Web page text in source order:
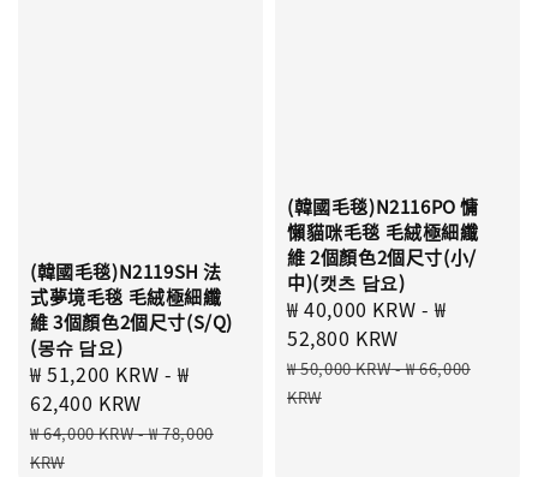
(韓國毛毯)N2119SH 法
式夢境毛毯 毛絨極細纖
維 3個顏色2個尺寸(S/Q)
(몽슈 담요)
Sale
price
₩ 51,200 KRW -₩
62,400 KRW
Regular
price
₩ 64,000 KRW-₩ 78,000
KRW
(韓國毛毯)N2116PO 慵
懶貓咪毛毯 毛絨極細纖
維 2個顏色2個尺寸(小/
中)(캣츠 담요)
Sale
price
₩ 40,000 KRW -₩
52,800 KRW
Regular
price
₩ 50,000 KRW-₩ 66,000
KRW